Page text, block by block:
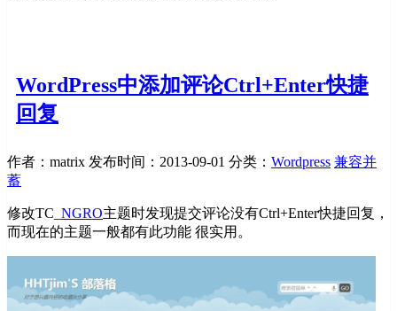
WordPress中添加评论Ctrl+Enter快捷
回复
作者：matrix 发布时间：2013-09-01 分类： Wordpress 兼容并
蓄
修改TC_ NGRO主题时发现提交评论没有Ctrl+Enter快捷回复，
而现在的主题一般都有此功能 很实用。